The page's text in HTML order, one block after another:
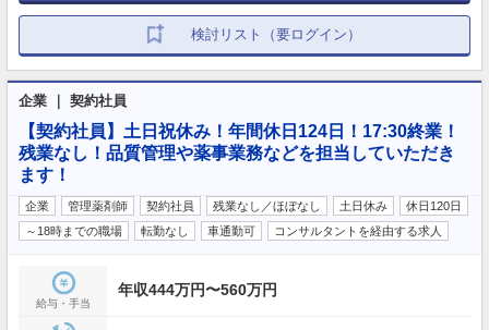
検討リスト（要ログイン）
企業 ｜ 契約社員
【契約社員】土日祝休み！年間休日124日！17:30終業！
残業なし！品質管理や薬事業務などを担当していただき
ます！
企業 管理薬剤師 契約社員 残業なし／ほぼなし 土日休み
休日120日
～18時までの職場
転勤なし 車通勤可 コンサルタントを経由する求人
給与・手当
年収444万円〜560万円